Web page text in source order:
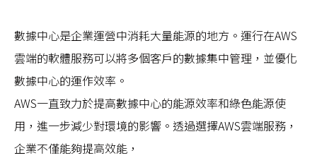
數據中心是企業運營中消耗大量能源的地方。運行在AWS
雲端的軟體服務可以將多個客戶的數據集中管理，並優化
數據中心的運作效率。
AWS一直致力於提高數據中心的能源效率和綠色能源使
用，進一步減少對環境的影響。透過選擇AWS雲端服務，
企業不僅能夠提高效能，